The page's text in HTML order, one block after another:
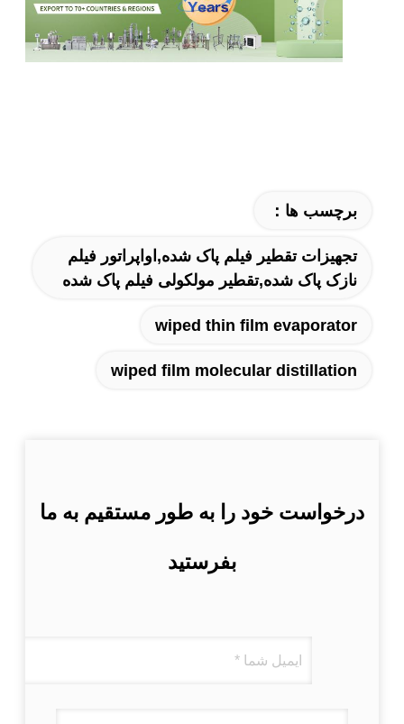
برچسب ها：
تجهیزات تقطیر فیلم پاک شده,اواپراتور فیلم
نازک پاک شده,تقطیر مولکولی فیلم پاک شده
wiped thin film evaporator
wiped film molecular distillation
درخواست خود را به طور مستقیم به ما
بفرستید